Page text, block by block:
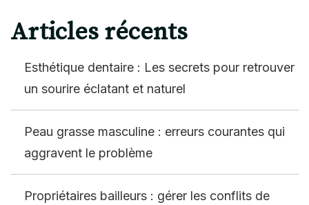
Articles récents
Esthétique dentaire : Les secrets pour retrouver
un sourire éclatant et naturel
Peau grasse masculine : erreurs courantes qui
aggravent le problème
Propriétaires bailleurs : gérer les conflits de